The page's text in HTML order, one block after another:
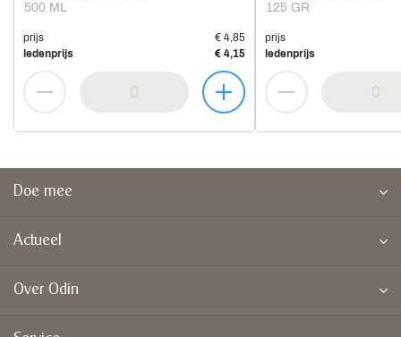
500 ML
prijs
€ 4,85
ledenprijs
€ 4,15
125 GR
prijs
ledenprijs
Doe mee
Actueel
Over Odin